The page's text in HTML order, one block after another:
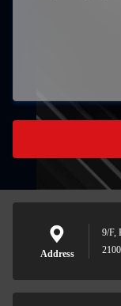
Address
9/F,